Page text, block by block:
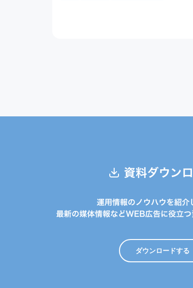
資料ダウン
運用情報のノウハウを紹介
最新の媒体情報などWEB広告に役立つ
ダウンロードする